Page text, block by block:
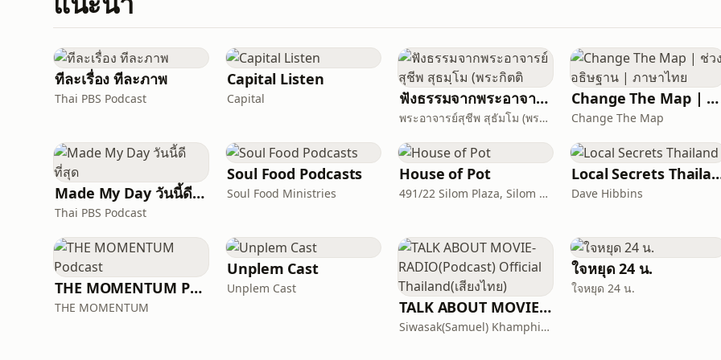
ทีละเรื่อง ทีละภาพ
Thai PBS Podcast
Capital Listen
Capital ฟังธรรมจากพระอาจารย์สุชีพ สุธมฺโม (พระกิตติ
พระอาจารย์สุชีพ สุธัมโม (พระกิตติวิมลเมธี)
Change The Map | ช่วงอธิษฐาน | ภาษาไทย
Change The Map
Made My Day วันนี้ดีที่สุด
Thai PBS Podcast
Soul Food Podcasts
Soul Food Ministries
House of Pot
491/22 Silom Plaza, Silom Rd, Silom, Bang Rak, Bangkok, Thailand, 10500
Local
Dave Hibbins
THE MOMENTUM Podcast
THE MOMENTUM
Unplem Cast
Unplem Cast
TALK ABOUT MOVIE-RADIO(Podcast) Official Thailand(เสียงไทย)
Siwasak(Samuel) Khamphiman
ใจหยุด 24 น.
ใจหยุด 24 น.